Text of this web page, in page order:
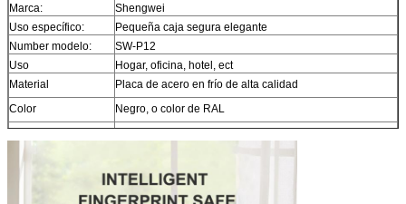
Marca:
Shengwei
Uso específico:
Pequeña caja segura elegante
Number modelo:
SW-P12
Uso
Hogar, oficina, hotel, ect
Material
Placa de acero en frío de alta calidad
Color
Negro, o color de RAL
Superficie
Final revestido del polvo de epoxy
Caja segura de la seguridad de H25*W35*D25cm
Con la cerradura digital o la cerradura de la huella
dactilar